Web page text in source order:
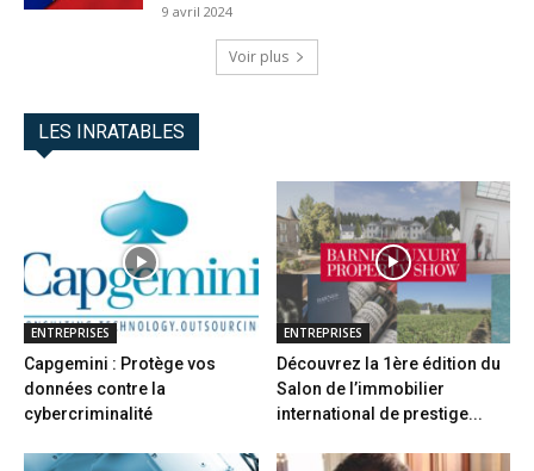
9 avril 2024
Voir plus
LES INRATABLES
ENTREPRISES
Capgemini : Protège vos
données contre la
cybercriminalité
ENTREPRISES
Découvrez la 1ère édition du
Salon de l’immobilier
international de prestige...